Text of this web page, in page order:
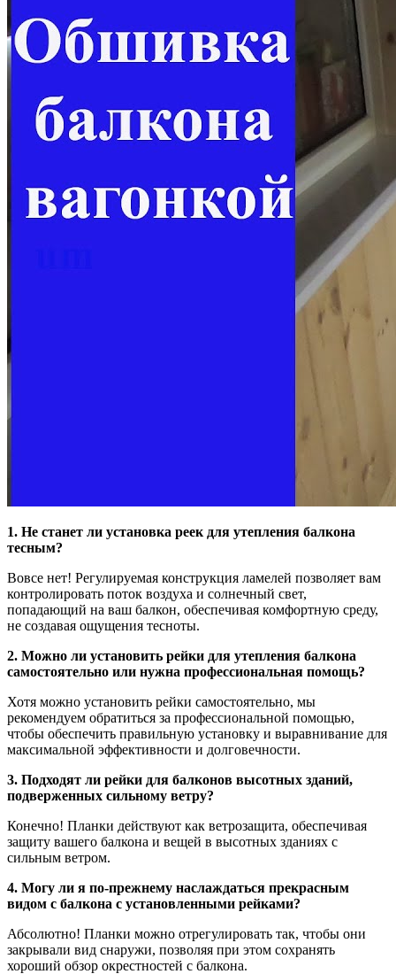
1. Не станет ли установка реек для утепления балкона
тесным?
Вовсе нет! Регулируемая конструкция ламелей позволяет вам
контролировать поток воздуха и солнечный свет,
попадающий на ваш балкон, обеспечивая комфортную среду,
не создавая ощущения тесноты.
2. Можно ли установить рейки для утепления балкона
самостоятельно или нужна профессиональная помощь?
Хотя можно установить рейки самостоятельно, мы
рекомендуем обратиться за профессиональной помощью,
чтобы обеспечить правильную установку и выравнивание для
максимальной эффективности и долговечности.
3. Подходят ли рейки для балконов высотных зданий,
подверженных сильному ветру?
Конечно! Планки действуют как ветрозащита, обеспечивая
защиту вашего балкона и вещей в высотных зданиях с
сильным ветром.
4. Могу ли я по-прежнему наслаждаться прекрасным
видом с балкона с установленными рейками?
Абсолютно! Планки можно отрегулировать так, чтобы они
закрывали вид снаружи, позволяя при этом сохранять
хороший обзор окрестностей с балкона.